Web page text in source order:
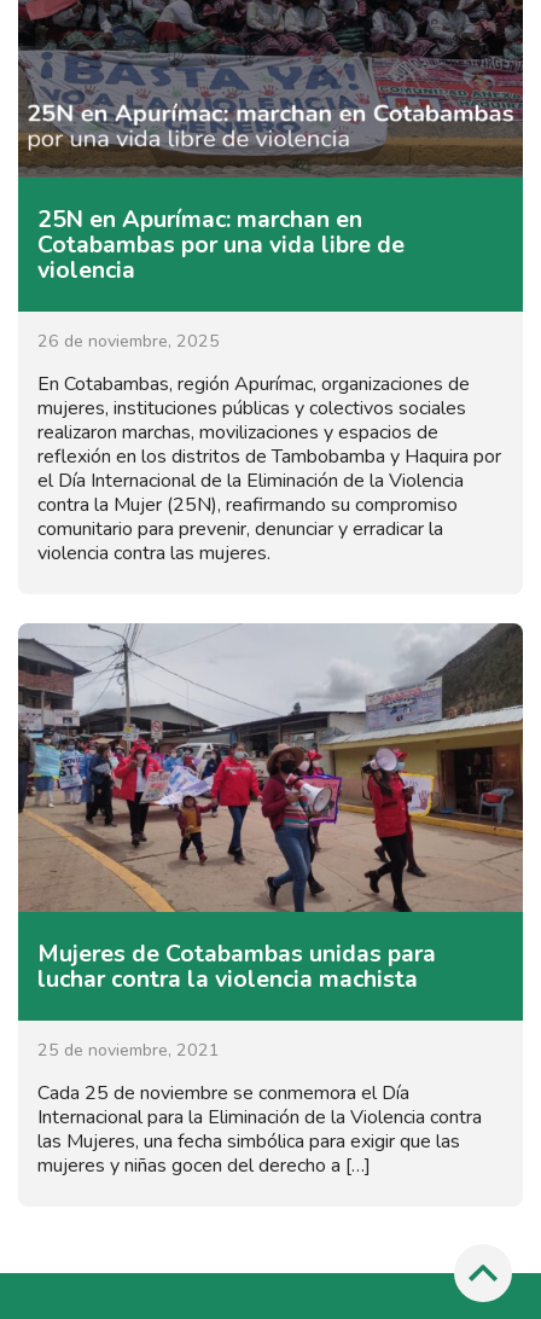
25N en Apurímac: marchan en
Cotabambas por una vida libre de
violencia
26 de noviembre, 2025
En Cotabambas, región Apurímac, organizaciones de
mujeres, instituciones públicas y colectivos sociales
realizaron marchas, movilizaciones y espacios de
reflexión en los distritos de Tambobamba y Haquira por
el Día Internacional de la Eliminación de la Violencia
contra la Mujer (25N), reafirmando su compromiso
comunitario para prevenir, denunciar y erradicar la
violencia contra las mujeres.
Mujeres de Cotabambas unidas para
luchar contra la violencia machista
25 de noviembre, 2021
Cada 25 de noviembre se conmemora el Día
Internacional para la Eliminación de la Violencia contra
las Mujeres, una fecha simbólica para exigir que las
mujeres y niñas gocen del derecho a […]